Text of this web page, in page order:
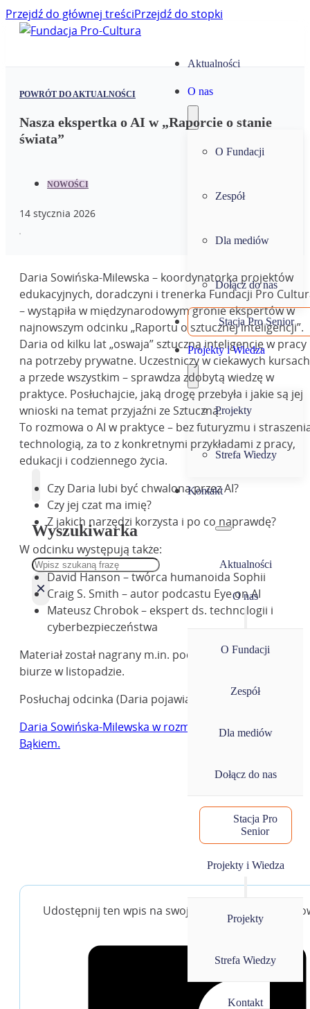
Przejdź do głównej treściPrzejdź do stopki
Aktualności
O nas
O Fundacji
Zespół
Dla mediów
Dołącz do nas
Stacja Pro Senior
Projekty i Wiedza
Projekty
Strefa Wiedzy
Kontakt
Aktualności
O nas
O Fundacji
Zespół
Dla mediów
Dołącz do nas
Stacja Pro
Senior
Projekty i Wiedza
Projekty
Strefa Wiedzy
Kontakt
Wyszukiwarka
Szukaj
×
POWRÓT DO AKTUALNOŚCI
Nasza ekspertka o AI w „Raporcie o stanie
świata”
NOWOŚCI
14 stycznia 2026
Daria Sowińska-Milewska – koordynatorka projektów
edukacyjnych, doradczyni i trenerka Fundacji Pro
– wystąpiła w międzynarodowym gronie ekspertów w
najnowszym odcinku „Raportu o sztucznej inteligencji”.
Daria od kilku lat „oswaja” sztuczną inteligencję w pracy
na potrzeby prywatne. Uczestniczy w ciekawych
a przede wszystkim – sprawdza zdobytą wiedzę w
praktyce. Posłuchajcie, jaką drogę przebyła i jakie są jej
wnioski na temat przyjaźni ze Sztuczną.
To rozmowa o AI w praktyce – bez futuryzmu i
technologią, za to z konkretnymi przykładami z pracy,
edukacji i codziennego życia.
Czy Daria lubi być chwalona przez AI?
Czy jej czat ma imię?
Z jakich narzędzi korzysta i po co naprawdę?
W odcinku występują także:
David Hanson – twórca humanoida Sophii
Craig S. Smith – autor podcastu Eye on AI
Mateusz Chrobok – ekspert ds. technologii i
cyberbezpieczeństwa
Materiał został nagrany m.in. podczas wizyty w naszym
biurze w listopadzie.
Posłuchaj odcinka (Daria pojawia się ok. 52. minuty):
Daria Sowińska-Milewska w rozmowie z Adrianem
Bąkiem.
Udostępnij ten wpis na swoje media